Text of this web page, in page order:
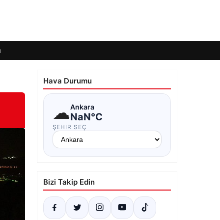
Hava Durumu
☁Ankara
NaN°C
ŞEHIR SEÇ
Bizi Takip Edin